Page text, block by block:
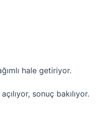
hale getiriyor.
sonuç bakılıyor.